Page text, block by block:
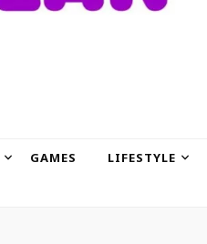
GAMES LIFESTYLE